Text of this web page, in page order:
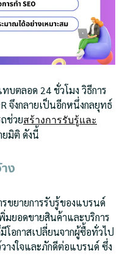
ตลอด 24 ชั่วโมง วิธีการ
จึงกลายเป็นอีกหนึ่งกลยุทธ์
ช่วยสร้างการรับรู้และ
ยมิติ ดังนี้
ง
ขยายการรับรู้ของแบรนด์
มยอดขายสินค้าและบริการ
โอกาสเปลี่ยนจากผู้ซื้อทั่วไป
างใจและภักดีต่อแบรนด์ ซึ่ง